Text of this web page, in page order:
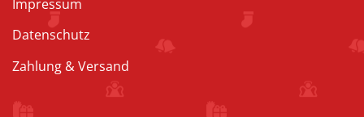
Impressum
Datenschutz
Zahlung & Versand